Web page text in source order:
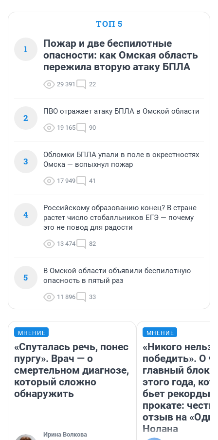
ТОП 5
1
Пожар и две беспилотные
опасности: как Омская область
пережила вторую атаку БПЛА
29 391 22
2
ПВО отражает атаку БПЛА в Омской области
19 165 90
3
Обломки БПЛА упали в поле в окрестностях
Омска — вспыхнул пожар
17 949 41
4
Российскому образованию конец? В стране
растет число стобалльников ЕГЭ — почему
это не повод для радости
13 474 82
5
В Омской области объявили беспилотную
опасность в пятый раз
11 896 33
МНЕНИЕ
«Спуталась речь, понес
пургу». Врач — о
смертельном диагнозе,
который сложно
обнаружить
Ирина Волкова
МНЕНИЕ
«Никого нельзя
победить». О
главный
этого года,
бьет рекорды в
прокате:
отзыв на
Нолана